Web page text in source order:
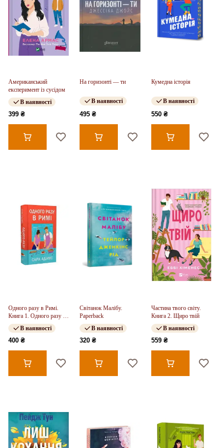
Американський
експеримент із сусідом
В наявності
399 ₴
На горизонті — ти
В наявності
495 ₴
Кумедна історія
В наявності
550 ₴
Одного разу в Римі.
Книга 1. Одного разу в
Римі
В наявності
400 ₴
Світанок Малібу.
Paperback
В наявності
320 ₴
Частина твого світу.
Книга 2. Щиро твій
В наявності
559 ₴